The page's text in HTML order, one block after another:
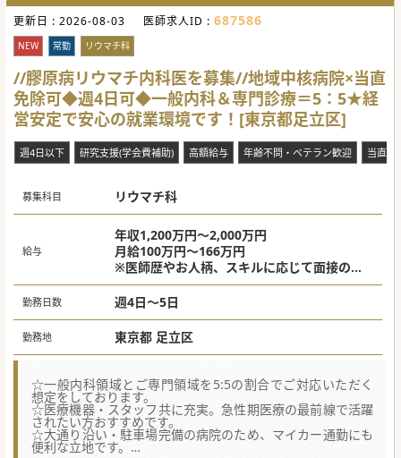
【職場環境と雰囲気】
■本院も含めて医師同士のカンファレンスやSlackでの相談
体制を構築。気軽にご質問や情報共有ができる風通しの良い
環境です。
■院長は本院で長く常勤勤務をされてきた方でとても温厚な
先生です。訪問診療のご経験も豊富な方ですのでご安心下さ
い。
■医師に限らず、看護師や職員・スタッフも30～40代と若
く、フットワークの軽い風土です。メリハリある働き方が可
能です。
【具体的な業務内容】
■看護師もしくは医療アシスタント、ドライバーとの3名体
で幅広く、様々な症状や疾患、その症例を経験頂けます。
■土日祝は完全オフになります。夜間や週末のOCについて
＃秋入職可
更新日 : 2026-08-03 医師求人ID : 687586
NEW 常勤 リウマチ科
//膠原病リウマチ内科医を募集//地域中核病院×当直
免除可◆週4日可◆一般内科＆専門診療＝5：5★経
営安定で安心の就業環境です！[東京都足立区]
週4日以下 研究支援(学会費補助) 高額給与 年齢不問・ベテラン歓迎 当直な
募集科目 リウマチ科
給与
年収1,200万円～2,000万円
月給100万円～166万円
※医師歴やお人柄、スキルに応じて面接の
上、決定いたします。
勤務日数 週4日～5日
勤務地 東京都 足立区
☆一般内科領域とご専門領域を5:5の割合でご対応いただく
想定をしております。
☆医療機器・スタッフ共に充実。急性期医療の最前線で活躍
されたい方おすすめです。
☆大通り沿い・駐車場完備の病院のため、マイカー通勤にも
便利な立地です。